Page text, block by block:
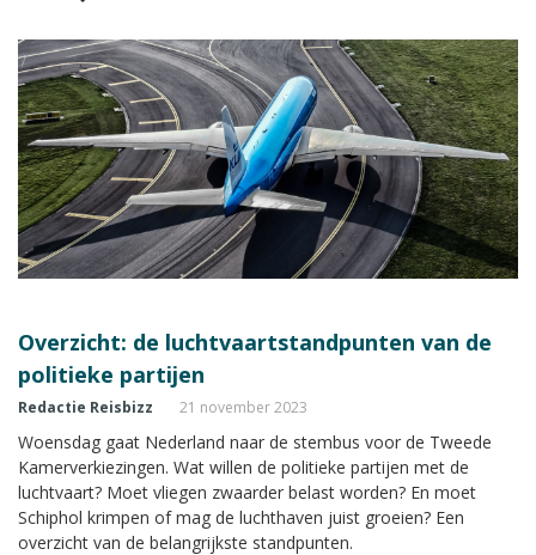
Overzicht: de luchtvaartstandpunten van de
politieke partijen
Redactie Reisbizz 21 november 2023
Woensdag gaat Nederland naar de stembus voor de Tweede
Kamerverkiezingen. Wat willen de politieke partijen met de
luchtvaart? Moet vliegen zwaarder belast worden? En moet
Schiphol krimpen of mag de luchthaven juist groeien? Een
overzicht van de belangrijkste standpunten.